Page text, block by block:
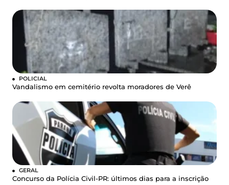
POLICIAL
Vandalismo em cemitério revolta moradores de Verê
GERAL
Concurso da Polícia Civil-PR: últimos dias para a inscrição